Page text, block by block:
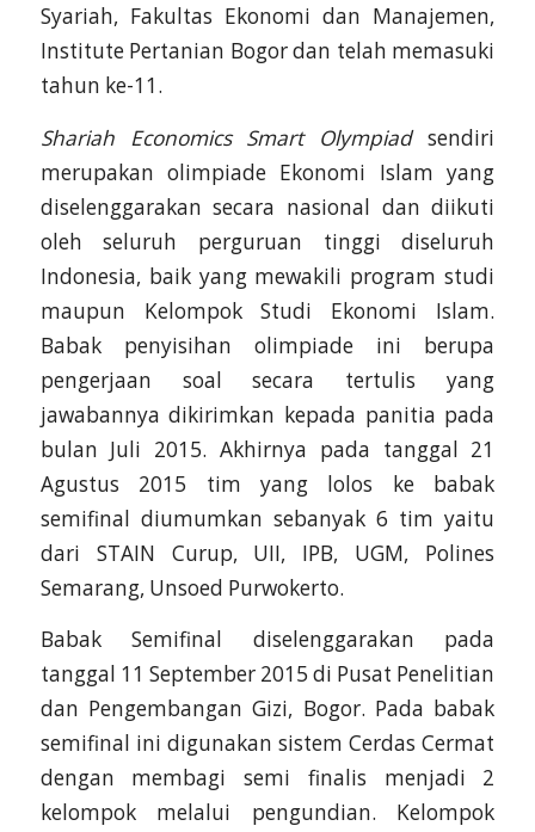
Syariah, Fakultas Ekonomi dan Manajemen,
Institute Pertanian Bogor dan telah memasuki
tahun ke-11.
Shariah Economics Smart Olympiadsendiri
merupakan olimpiade Ekonomi Islam yang
diselenggarakan secara nasional dan diikuti
oleh seluruh perguruan tinggi diseluruh
Indonesia, baik yang mewakili program studi
maupun Kelompok Studi Ekonomi Islam.
Babak penyisihan olimpiade ini berupa
pengerjaan soal secara tertulis yang
jawabannya dikirimkan kepada panitia pada
bulan Juli 2015. Akhirnya pada tanggal 21
Agustus 2015 tim yang lolos ke babak
semifinal diumumkan sebanyak 6 tim yaitu
dari STAIN Curup, UII, IPB, UGM, Polines
Semarang, Unsoed Purwokerto.
Babak Semifinal diselenggarakan pada
tanggal 11 September 2015 di Pusat Penelitian
dan Pengembangan Gizi, Bogor. Pada babak
semifinal ini digunakan sistem Cerdas Cermat
dengan membagi semi finalis menjadi 2
kelompok melalui pengundian. Kelompok